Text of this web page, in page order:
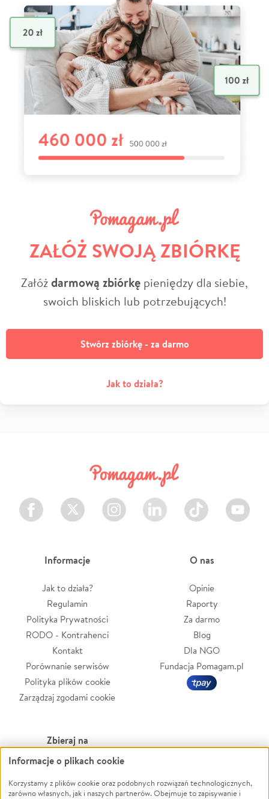
ZAŁÓŻ SWOJĄ ZBIÓRKĘ
Załóżdarmową zbiórkę pieniędzy dla siebie,
swoich bliskich lub potrzebujących!
Stwórz zbiórkę - za darmo
Jak to działa?
Facebook Twitter Instagram LinkedIn TikTok Youtube
Informacje
Jak to działa?
Regulamin
Polityka Prywatności
RODO - Kontrahenci
Kontakt
Porównanie serwisów
Polityka plików cookie
Zarządzaj zgodami cookie
O nas
Opinie
Raporty
Za darmo
Blog
Dla NGO
Fundacja Pomagam.pl
Zbieraj na
Leczenie
Zwierzęta
Powódź
Informacje o plikach cookie
Korzystamy z plików cookie oraz podobnych rozwiązań technologicznych,
zarówno własnych, jak i naszych partnerów. Obejmuje to zapisywanie i